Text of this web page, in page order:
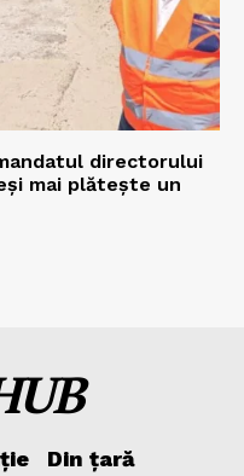
directorului
mai plătește un
Din țară